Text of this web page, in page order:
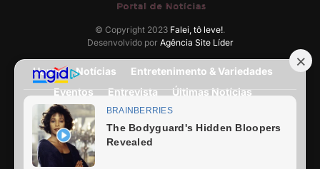
© Copyright 2023 Falei, tô leve!.
Desenvolvido por Agência Site Líder
Home Notícias
Entretenimento & Variedades
Eventos
Entrevista
Últimas Notícias
Anuncie Aqui
Expediente
Termos e condições